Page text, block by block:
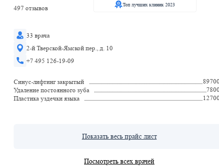
497 отзывов
Топ лучших клиник 2023
33 врача
2-й Тверской-Ямской пер., д. 10
+7 495 126-19-09
Синус-лифтинг закрытый
Удаление постоянного зуба
Пластика уздечки языка
Показать весь прайс лист
Посмотреть всех врачей